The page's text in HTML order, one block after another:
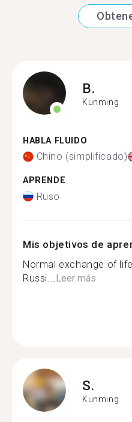
B.
Kunming
HABLA FLUIDO
Chino (simplificado)
APRENDE
Ruso
Mis objetivos de
Normal exchange of
Russi... Leer más
S.
Kunming